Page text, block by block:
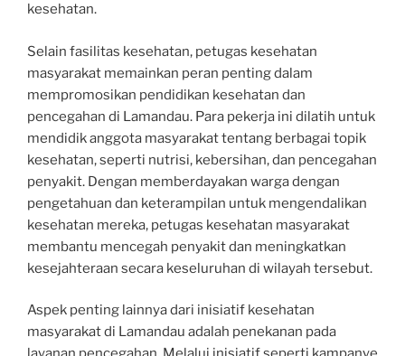
kesehatan.
Selain fasilitas kesehatan, petugas kesehatan
masyarakat memainkan peran penting dalam
mempromosikan pendidikan kesehatan dan
pencegahan di Lamandau. Para pekerja ini dilatih untuk
mendidik anggota masyarakat tentang berbagai topik
kesehatan, seperti nutrisi, kebersihan, dan pencegahan
penyakit. Dengan memberdayakan warga dengan
pengetahuan dan keterampilan untuk mengendalikan
kesehatan mereka, petugas kesehatan masyarakat
membantu mencegah penyakit dan meningkatkan
kesejahteraan secara keseluruhan di wilayah tersebut.
Aspek penting lainnya dari inisiatif kesehatan
masyarakat di Lamandau adalah penekanan pada